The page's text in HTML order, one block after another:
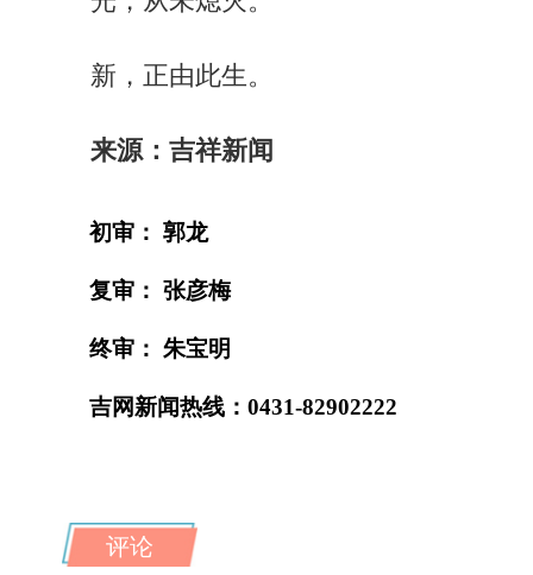
新，正由此生。
来源：吉祥新闻
初审： 郭龙
复审： 张彦梅
终审： 朱宝明
吉网新闻热线：0431-82902222
评论